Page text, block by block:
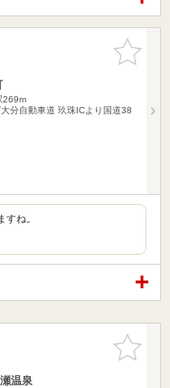
お気に入
りに追加
269m
分自動車道 玖珠ICより国道38
ね。
お気に入
りに追加
温泉